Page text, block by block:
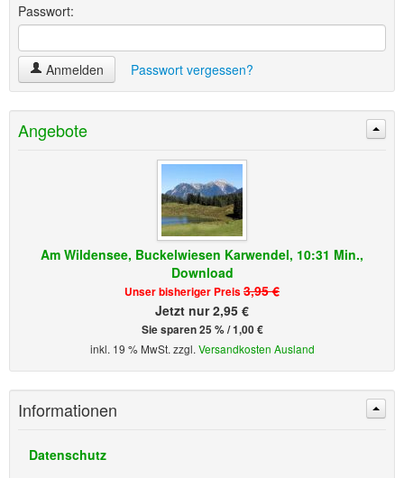
Passwort:
Anmelden Passwort vergessen?
Angebote
Am Wildensee, Buckelwiesen Karwendel, 10:31 Min.,
Download
Unser bisheriger Preis 3,95 €
Jetzt nur 2,95 €
Sie sparen 25 % / 1,00 €
inkl. 19 % MwSt. zzgl. Versandkosten Ausland
Informationen
Datenschutz